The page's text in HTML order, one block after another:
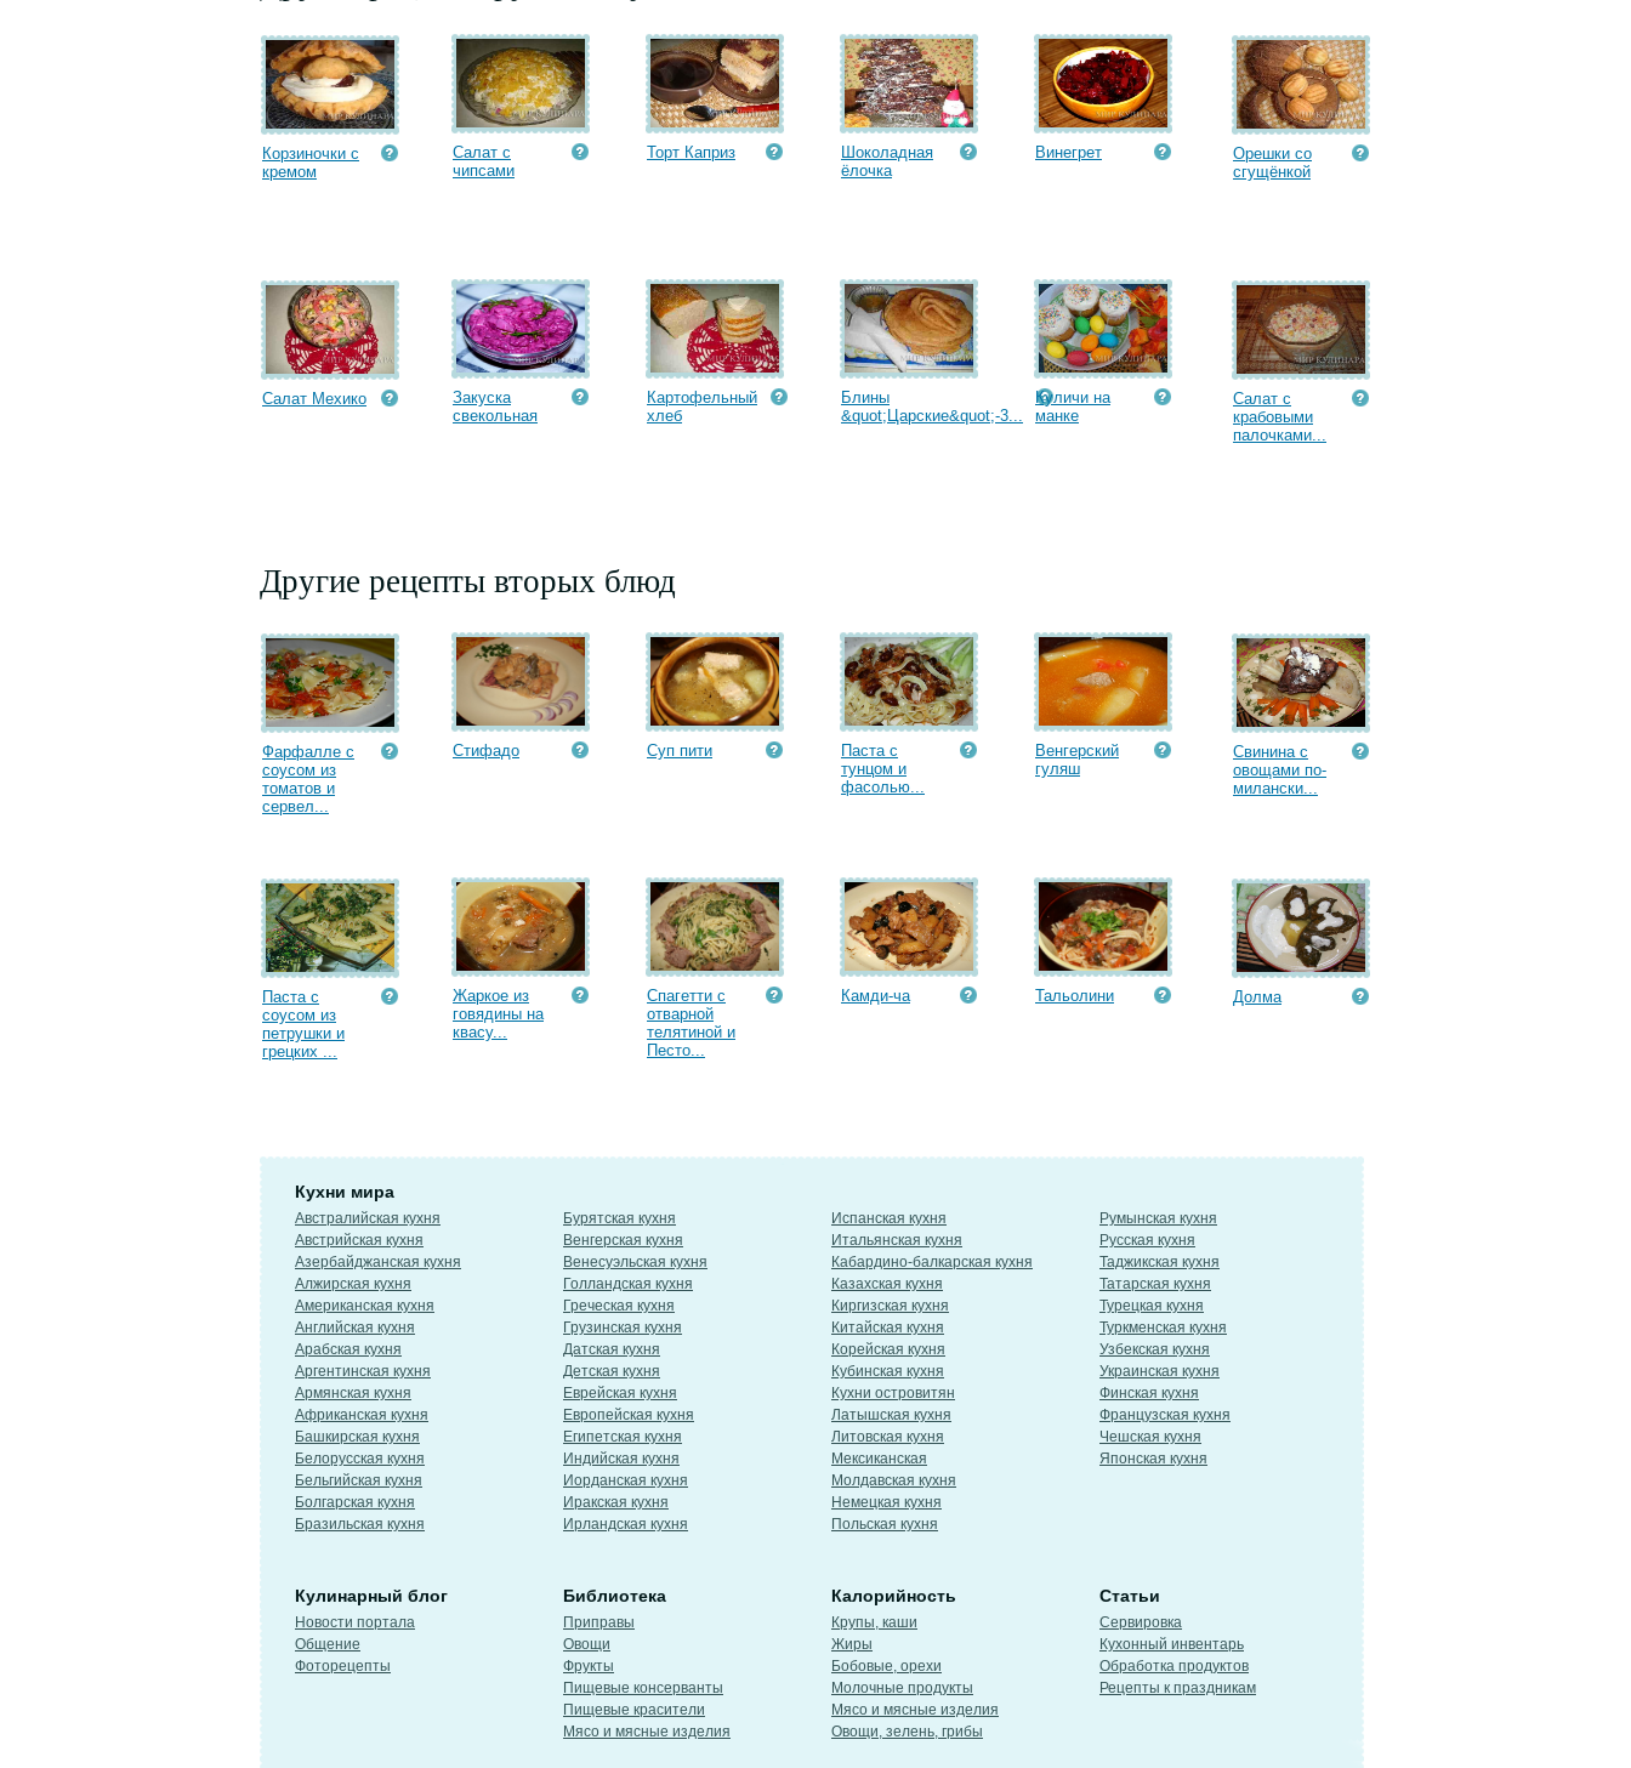
Корзиночки с
кремом
Салат с
чипсами
Торт Каприз
Шоколадная
ёлочка
Винегрет
Орешки со
сгущёнкой
Салат Мехико
Закуска
свекольная
Картофельный
хлеб
Блины
&quot;Царские&quot;-3...
Куличи на
манке
Салат с
крабовыми
палочками...
Другие рецепты вторых блюд
Фарфалле с
соусом из
томатов и
сервел...
Стифадо Суп пити
Паста с
тунцом и
фасолью...
Венгерский
гуляш
Свинина с
овощами по-
милански...
Паста с
соусом из
петрушки и
грецких ...
Жаркое из
говядины на
квасу...
Спагетти с
отварной
телятиной и
Песто...
Камди-ча Тальолини Долма
Кухни мира
Австралийская кухня
Австрийская кухня
Азербайджанская кухня
Алжирская кухня
Американская кухня
Английская кухня
Арабская кухня
Аргентинская кухня
Армянская кухня
Африканская кухня
Башкирская кухня
Белорусская кухня
Бельгийская кухня
Болгарская кухня
Бразильская кухня
Бурятская кухня
Венгерская кухня
Венесуэльская кухня
Голландская кухня
Греческая кухня
Грузинская кухня
Датская кухня
Детская кухня
Еврейская кухня
Европейская кухня
Египетская кухня
Индийская кухня
Иорданская кухня
Иракская кухня
Ирландская кухня
Испанская кухня
Итальянская кухня
Кабардино-балкарская кухня
Казахская кухня
Киргизская кухня
Китайская кухня
Корейская кухня
Кубинская кухня
Кухни островитян
Латышская кухня
Литовская кухня
Мексиканская
Молдавская кухня
Немецкая кухня
Польская кухня
Румынская кухня
Русская кухня
Таджикская кухня
Татарская кухня
Турецкая кухня
Туркменская кухня
Узбекская кухня
Украинская кухня
Финская кухня
Французская кухня
Чешская кухня
Японская кухня
Кулинарный блог
Новости портала
Общение
Фоторецепты
Библиотека
Приправы
Овощи
Фрукты
Пищевые консерванты
Пищевые красители
Мясо и мясные изделия
Калорийность
Крупы, каши
Жиры
Бобовые, орехи
Молочные продукты
Мясо и мясные изделия
Овощи, зелень, грибы
Статьи
Сервировка
Кухонный инвентарь
Обработка продуктов
Рецепты к праздникам